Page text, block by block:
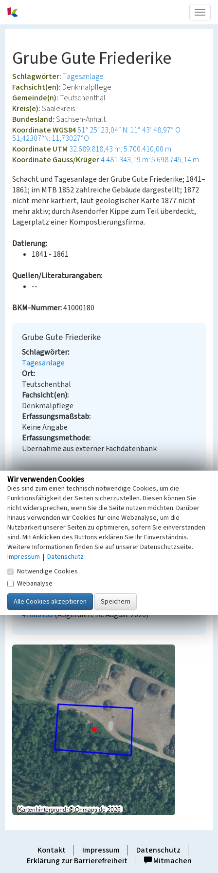
Grube Gute Friederike
Schlagwörter:Tagesanlage
Fachsicht(en): Denkmalpflege
Gemeinde(n):Teutschenthal
Kreis(e):Saalekreis
Bundesland:Sachsen-Anhalt
Koordinate WGS8451° 25′ 23,04″ N: 11° 43′ 48,97″ O
51,42307°N: 11,73027°O
Koordinate UTM 32.689.818,43 m: 5.700.410,00 m
Koordinate Gauss/Krüger4.481.343,19 m: 5.698.745,14 m
Schacht und Tagesanlage der Grube Gute Friederike; 1841–
1861; im MTB 1852 zahlreiche Gebäude dargestellt; 1872
nicht mehr kartiert, laut geologischer Karte 1877 nicht
mehr aktiv; durch Asendorfer Kippe zum Teil überdeckt,
Lagerplatz einer Kompostierungsfirma.
Datierung:
1841 - 1861
Quellen/Literaturangaben:
--
BKM-Nummer:41000180
Grube Gute Friederike
Schlagwörter
Tagesanlage
Ort
Teutschenthal
Fachsicht(en)
Denkmalpflege
Erfassungsmaßstab
Keine Angabe
Erfassungsmethode
Übernahme aus externer Fachdatenbank
Empfohlene Zitierweise
Urheberrechtlicher Hinweis
Der hier präsentierte Inhalt steht unter der freien
Lizenz dl-by-de/2.0 (Namensnennung). Die
angezeigten Medien unterliegen möglicherweise
zusätzlichen urheberrechtlichen Bedingungen, die
an diesen ausgewiesen sind.
Empfohlene Zitierweise
„Grube Gute Friederike”. In: KuLaDig,
Kultur.Landschaft.Digital. URL:
https://www.kuladig.de/Objektansicht/BKM-
41000180(Abgerufen: 10. August 2026)
Kontakt Impressum
Datenschutz
Erklärung zur Barrierefreiheit
Mitmachen
Wir verwenden Cookies
Dies sind zum einen technisch notwendige Cookies, um die
Funktionsfähigkeit der Seiten sicherzustellen. Diesen können Sie
nicht widersprechen, wenn Sie die Seite nutzen möchten. Darüber
hinaus verwenden wir Cookies für eine Webanalyse, um die
Nutzbarkeit unserer Seiten zu optimieren, sofern Sie einverstanden
sind. Mit Anklicken des Buttons erklären Sie Ihr Einverständnis.
Weitere Informationen finden Sie auf unserer Datenschutzseite.
Impressum | Datenschutz
Notwendige Cookies
Webanalyse